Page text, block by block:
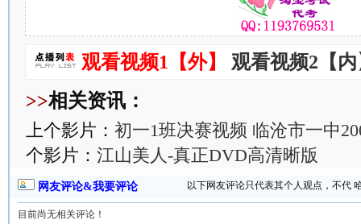
观看视频1【外】
观看视频2【
>>相关资讯：
上个影片： 初一1班决赛视频 临沧市一中
个影片： 江山美人-真正DVD高清晰版
网友评论&我要评论 以下网友评论只代表其个人观点，不代
目前尚无相关评论！